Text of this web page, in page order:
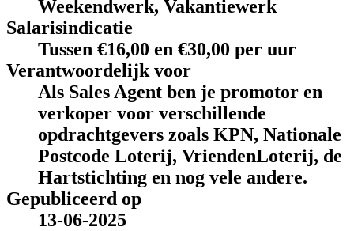
Weekendwerk, Vakantiewerk
Salarisindicatie
Tussen €16,00 en €30,00 per uur
Verantwoordelijk voor
Als Sales Agent ben je promotor en
verkoper voor verschillende
opdrachtgevers zoals KPN, Nationale
Postcode Loterij, VriendenLoterij, de
Hartstichting en nog vele andere.
Gepubliceerd op
13-06-2025